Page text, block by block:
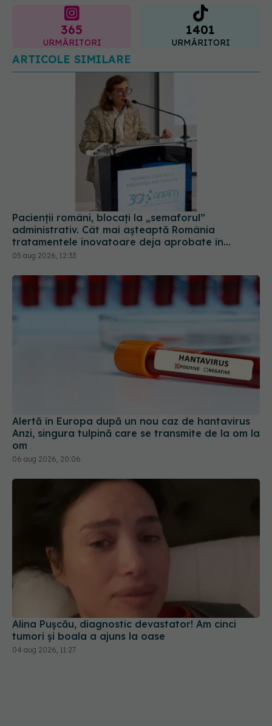
ARTICOLE SIMILARE
Pacienții români, blocați la „semaforul”
administrativ. Cât mai așteaptă România
tratamentele inovatoare deja aprobate în
Europa
05 aug 2026, 12:33
Alertă în Europa după un nou caz de hantavirus
Anzi, singura tulpină care se transmite de la om la
06 aug 2026, 20:06
Alina Pușcău, diagnostic devastator! Am cinci
tumori și boala a ajuns la oase